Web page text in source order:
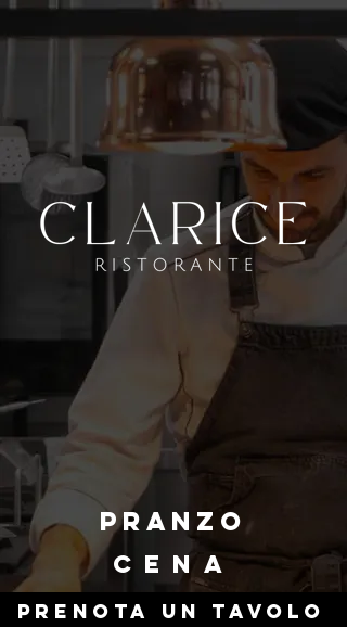
PRANZO
CENA
PRENOTA UN TAVOLO